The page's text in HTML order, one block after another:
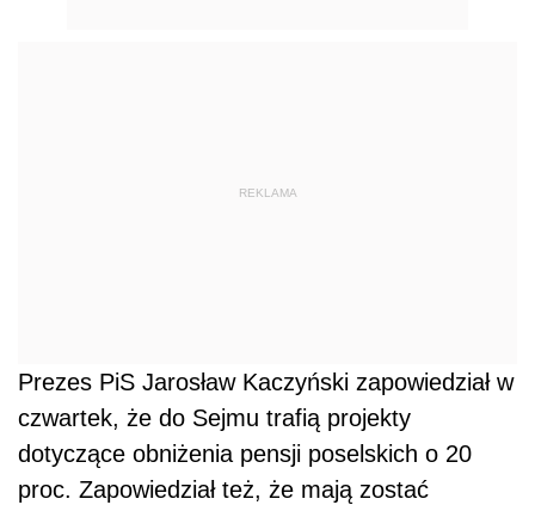
REKLAMA
Prezes PiS Jarosław Kaczyński zapowiedział w
czwartek, że do Sejmu trafią projekty
dotyczące obniżenia pensji poselskich o 20
proc. Zapowiedział też, że mają zostać